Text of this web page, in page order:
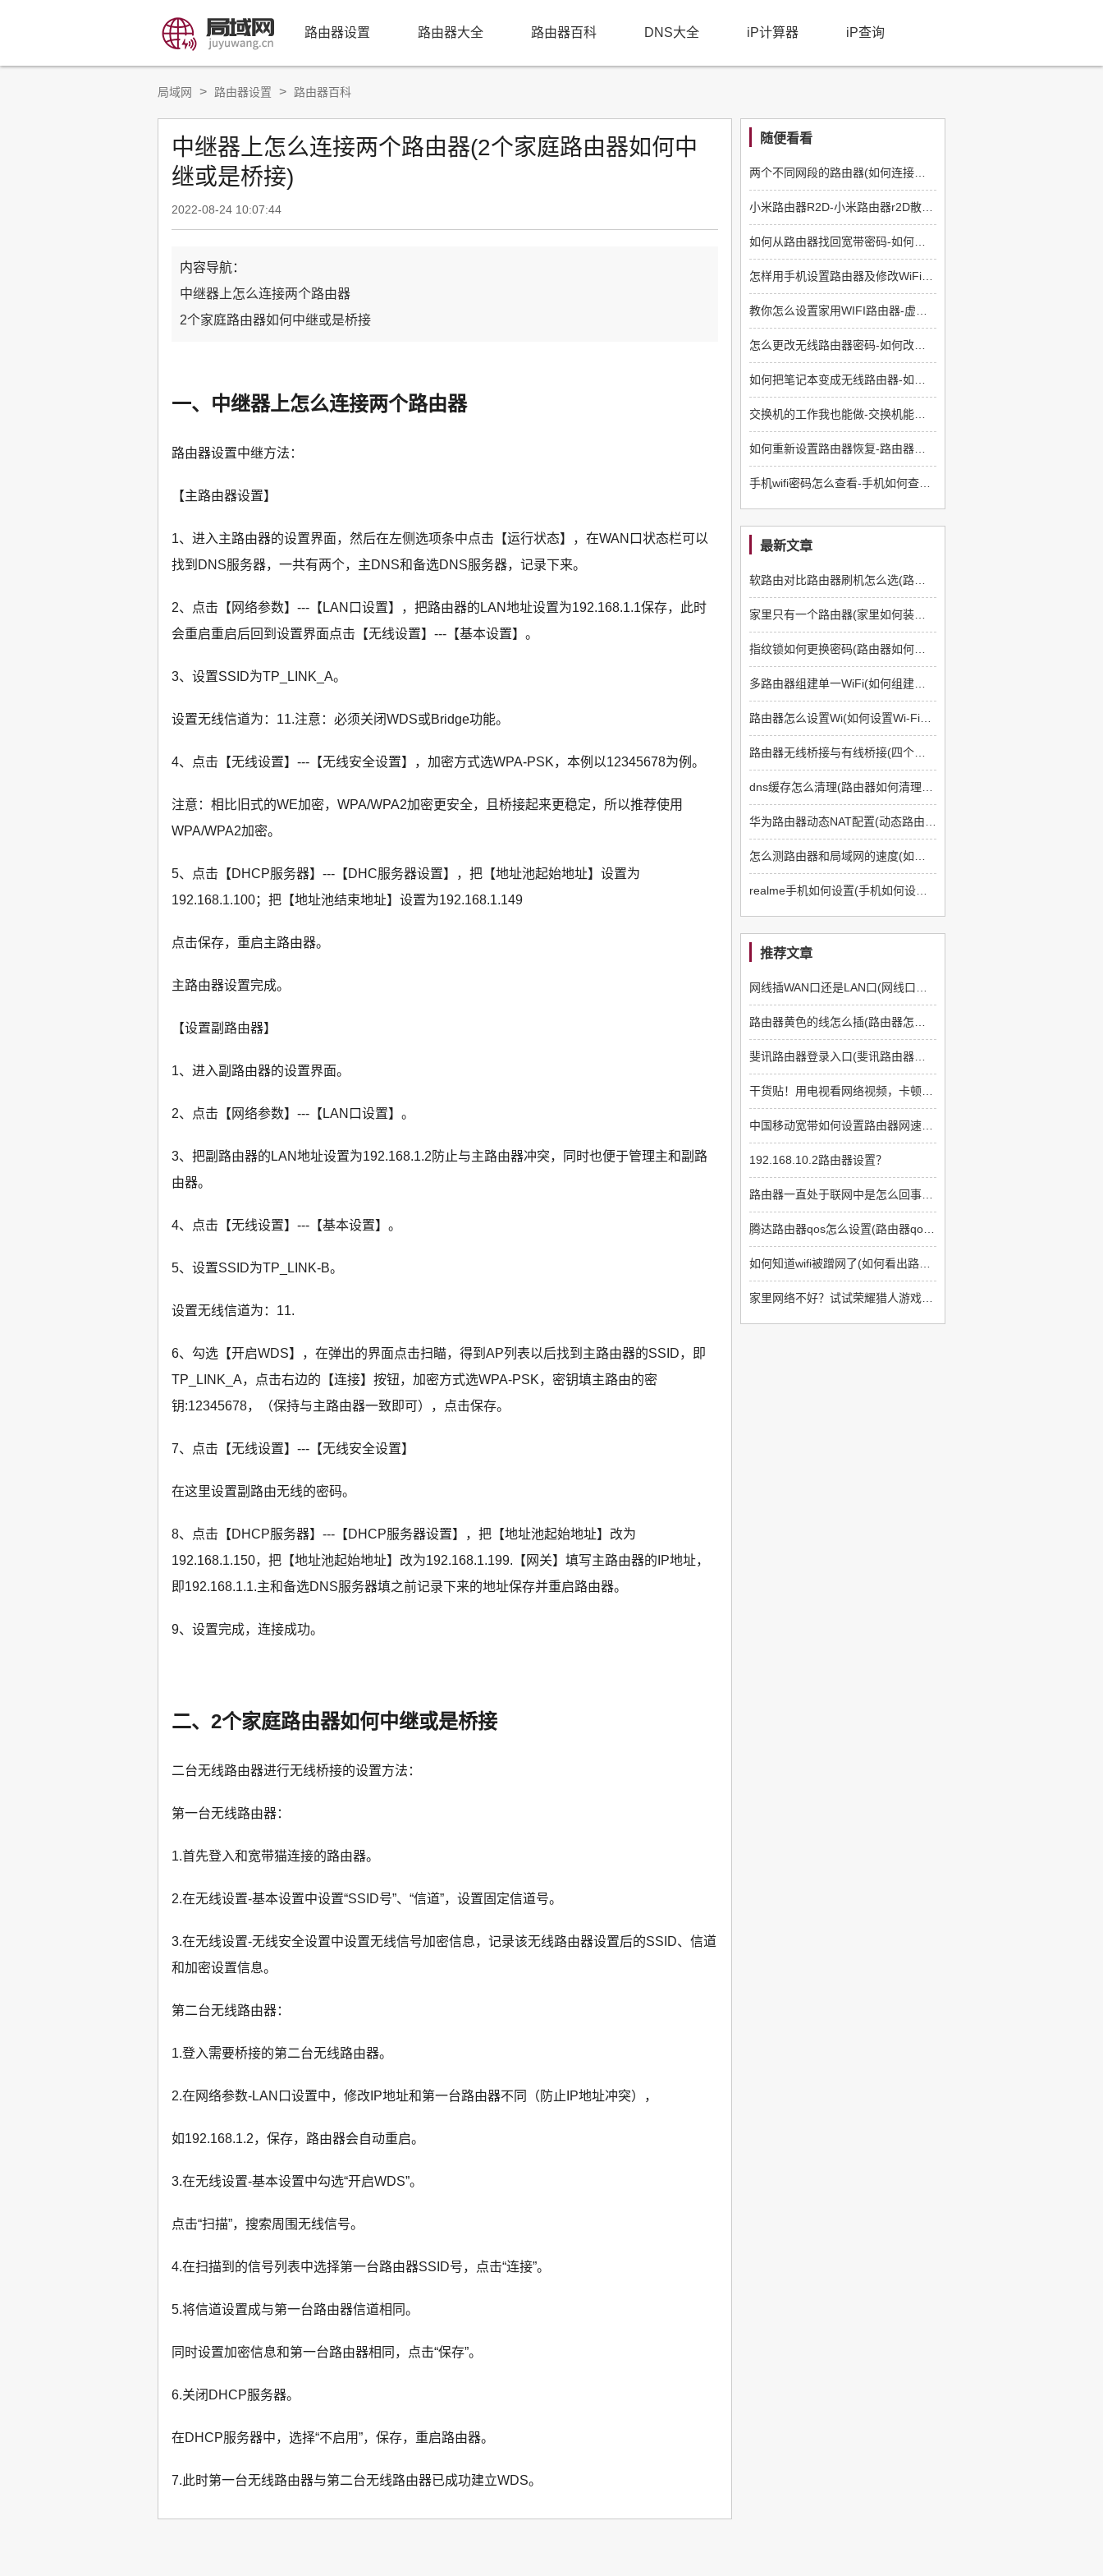
路由器设置 路由器大全 路由器百科 DNS大全 iP计算器 iP查询
局域网 > 路由器设置 > 路由器百科
中继器上怎么连接两个路由器(2个家庭路由器如何中
继或是桥接)
2022-08-24 10:07:44
内容导航：
中继器上怎么连接两个路由器
2个家庭路由器如何中继或是桥接
一、中继器上怎么连接两个路由器
路由器设置中继方法：
【主路由器设置】
1、进入主路由器的设置界面，然后在左侧选项条中点击【运行状态】，在WAN口状态栏可以
找到DNS服务器，一共有两个，主DNS和备选DNS服务器，记录下来。
2、点击【网络参数】---【LAN口设置】，把路由器的LAN地址设置为192.168.1.1保存，此时
会重启重启后回到设置界面点击【无线设置】---【基本设置】。
3、设置SSID为TP_LINK_A。
设置无线信道为：11.注意：必须关闭WDS或Bridge功能。
4、点击【无线设置】---【无线安全设置】，加密方式选WPA-PSK，本例以12345678为例。
注意：相比旧式的WE加密，WPA/WPA2加密更安全，且桥接起来更稳定，所以推荐使用
WPA/WPA2加密。
5、点击【DHCP服务器】---【DHC服务器设置】，把【地址池起始地址】设置为
192.168.1.100；把【地址池结束地址】设置为192.168.1.149
点击保存，重启主路由器。
主路由器设置完成。
【设置副路由器】
1、进入副路由器的设置界面。
2、点击【网络参数】---【LAN口设置】。
3、把副路由器的LAN地址设置为192.168.1.2防止与主路由器冲突，同时也便于管理主和副路
由器。
4、点击【无线设置】---【基本设置】。
5、设置SSID为TP_LINK-B。
设置无线信道为：11.
6、勾选【开启WDS】，在弹出的界面点击扫瞄，得到AP列表以后找到主路由器的SSID，即
TP_LINK_A，点击右边的【连接】按钮，加密方式选WPA-PSK，密钥填主路由的密
钥:12345678，（保持与主路由器一致即可），点击保存。
7、点击【无线设置】---【无线安全设置】
在这里设置副路由无线的密码。
8、点击【DHCP服务器】---【DHCP服务器设置】，把【地址池起始地址】改为
192.168.1.150，把【地址池起始地址】改为192.168.1.199.【网关】填写主路由器的IP地址，
即192.168.1.1.主和备选DNS服务器填之前记录下来的地址保存并重启路由器。
9、设置完成，连接成功。
二、2个家庭路由器如何中继或是桥接
二台无线路由器进行无线桥接的设置方法：
第一台无线路由器：
1.首先登入和宽带猫连接的路由器。
2.在无线设置-基本设置中设置“SSID号”、“信道”，设置固定信道号。
3.在无线设置-无线安全设置中设置无线信号加密信息，记录该无线路由器设置后的SSID、信道
和加密设置信息。
第二台无线路由器：
1.登入需要桥接的第二台无线路由器。
2.在网络参数-LAN口设置中，修改IP地址和第一台路由器不同（防止IP地址冲突），
如192.168.1.2，保存，路由器会自动重启。
3.在无线设置-基本设置中勾选“开启WDS”。
点击“扫描”，搜索周围无线信号。
4.在扫描到的信号列表中选择第一台路由器SSID号，点击“连接”。
5.将信道设置成与第一台路由器信道相同。
同时设置加密信息和第一台路由器相同，点击“保存”。
6.关闭DHCP服务器。
在DHCP服务器中，选择“不启用”，保存，重启路由器。
7.此时第一台无线路由器与第二台无线路由器已成功建立WDS。
随便看看
最新文章
推荐文章
192.168.10.2路由器设置？